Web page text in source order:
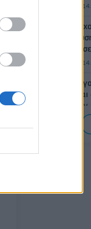
07/08/2026 -
ΥΠΠΟ:
την
Φεστιβάλ
07/08/2026 -
Άρειος
υποκλοπών
07/08/2026 -